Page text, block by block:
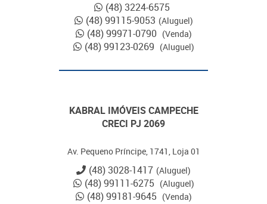
(48) 3224-6575
(48) 99115-9053 (Aluguel)
(48) 99971-0790 (Venda)
(48) 99123-0269 (Aluguel)
KABRAL IMÓVEIS CAMPECHE
CRECI PJ 2069
Av. Pequeno Príncipe, 1741, Loja 01
(48) 3028-1417 (Aluguel)
(48) 99111-6275 (Aluguel)
(48) 99181-9645 (Venda)